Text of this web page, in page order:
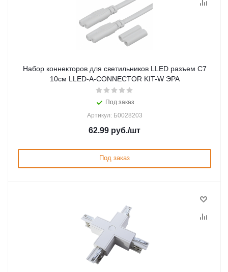
Набор коннекторов для светильников LLED разъем C7
10см LLED-А-CONNECTOR KIT-W ЭРА
Под заказ
Артикул: Б0028203
62.99 руб./шт
Под заказ